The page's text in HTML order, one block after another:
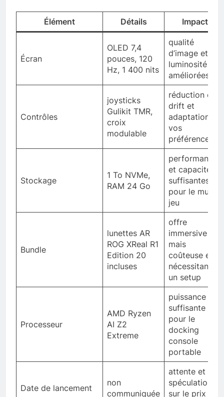
Élément Détails Impact
Écran
OLED 7,4
pouces, 120
Hz, 1 400 nits
qualité
d’image et
luminosité
améliorées
Contrôles
joysticks
Gulikit TMR,
croix
modulable
réduction du
drift et
adaptation à
vos
préférences
Stockage
1 To NVMe,
RAM 24 Go
performances
et capacité
suffisantes
pour le multi-
jeu
Bundle
lunettes AR
ROG XReal R1
Edition 20
incluses
offre
immersive
mais
coûteuse et
nécessitant
un setup
Processeur
AMD Ryzen
AI Z2
Extreme
puissance
suffisante
pour le
docking
console
portable
Date de lancement
non
communiquée
attente et
spéculation
sur le prix